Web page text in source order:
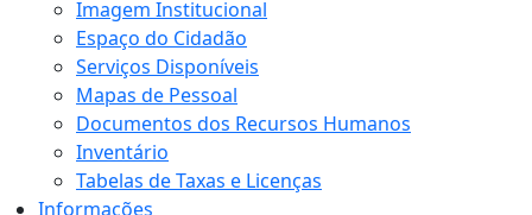
Imagem Institucional
Espaço do Cidadão
Serviços Disponíveis
Mapas de Pessoal
Documentos dos Recursos Humanos
Inventário
Tabelas de Taxas e Licenças
Informações